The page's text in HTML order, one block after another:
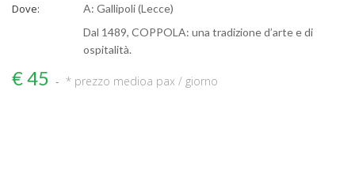
Dove:
A: Gallipoli (Lecce)
Dal 1489, COPPOLA: una tradizione d’arte e di
ospitalità.
€ 45 * prezzo medioa pax / giorno